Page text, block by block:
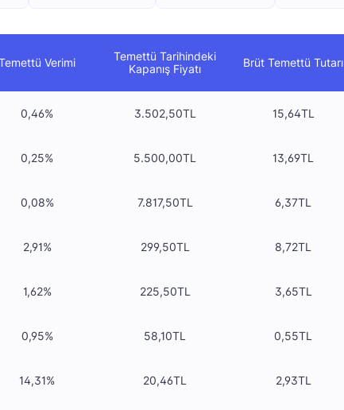
Verimi
Temettü Tarihindeki
Kapanış Fiyatı
Brüt Temettü Tutarı
0,46% 3.502,50TL 15,64TL
0,25% 5.500,00TL 13,69TL
0,08% 7.817,50TL 6,37TL
2,91% 299,50TL 8,72TL
1,62% 225,50TL 3,65TL
0,95% 58,10TL 0,55TL
14,31% 20,46TL 2,93TL